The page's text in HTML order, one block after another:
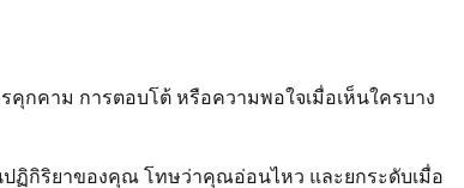
กคาม การตอบโต้ หรือความพอใจเมื่อเห็นใครบาง
ปฏิกิริยาของคุณ โทษว่าคุณอ่อนไหว และยกระดับเมื่อ